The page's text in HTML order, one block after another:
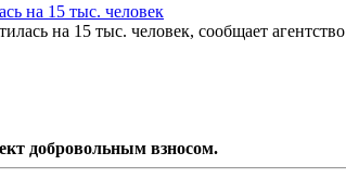
на 15 тыс. человек
на 15 тыс. человек, сообщает агентство
добровольным взносом.